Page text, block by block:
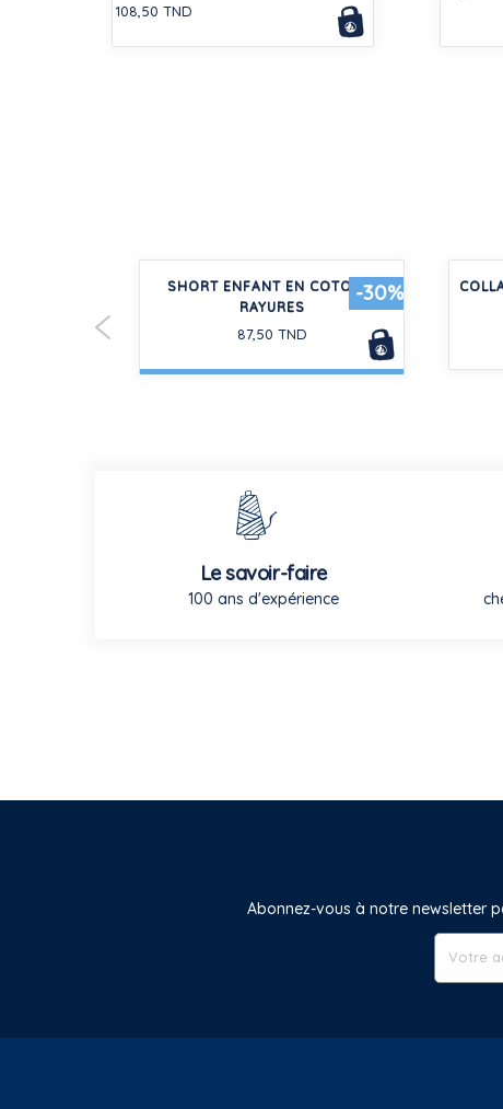
108,50 TND
-30%
SHORT ENFANT EN COTON À
RAYURES
87,50 TND
Le savoir-faire
100 ans d'expérience
Abonnez-vous à notre newsletter